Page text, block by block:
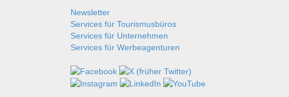
Newsletter
Services für Tourismusbüros
Services für Unternehmen
Services für Werbeagenturen